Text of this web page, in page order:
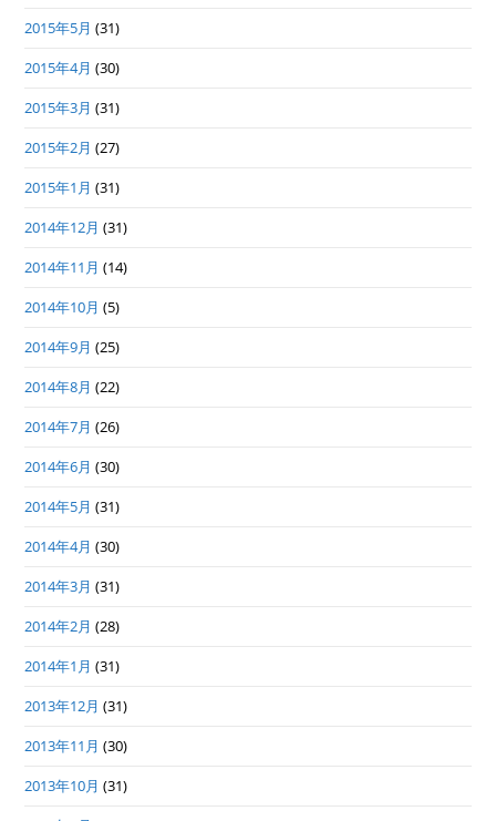
2015年5月 (31)
2015年4月 (30)
2015年3月 (31)
2015年2月 (27)
2015年1月 (31)
2014年12月 (31)
2014年11月 (14)
2014年10月 (5)
2014年9月 (25)
2014年8月 (22)
2014年7月 (26)
2014年6月 (30)
2014年5月 (31)
2014年4月 (30)
2014年3月 (31)
2014年2月 (28)
2014年1月 (31)
2013年12月 (31)
2013年11月 (30)
2013年10月 (31)